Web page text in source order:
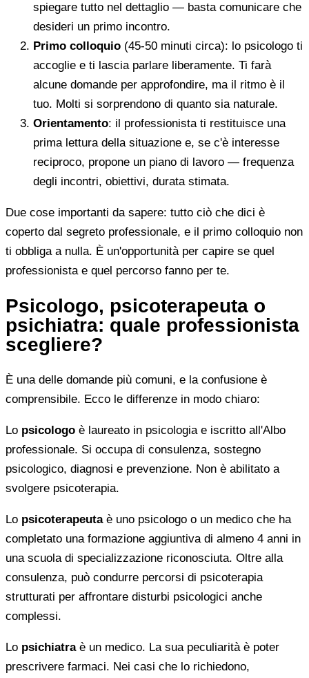
spiegare tutto nel dettaglio — basta comunicare che
desideri un primo incontro.
Primo colloquio (45-50 minuti circa): lo psicologo ti
accoglie e ti lascia parlare liberamente. Ti farà
alcune domande per approfondire, ma il ritmo è il
tuo. Molti si sorprendono di quanto sia naturale.
Orientamento: il professionista ti restituisce una
prima lettura della situazione e, se c'è interesse
reciproco, propone un piano di lavoro — frequenza
degli incontri, obiettivi, durata stimata.
Due cose importanti da sapere: tutto ciò che dici è
coperto dal segreto professionale, e il primo colloquio non
ti obbliga a nulla. È un'opportunità per capire se quel
professionista e quel percorso fanno per te.
Psicologo, psicoterapeuta o
psichiatra: quale professionista
scegliere?
È una delle domande più comuni, e la confusione è
comprensibile. Ecco le differenze in modo chiaro:
Lo psicologo è laureato in psicologia e iscritto all'Albo
professionale. Si occupa di consulenza, sostegno
psicologico, diagnosi e prevenzione. Non è abilitato a
svolgere psicoterapia.
Lo psicoterapeutaè uno psicologo o un medico che ha
completato una formazione aggiuntiva di almeno 4 anni in
una scuola di specializzazione riconosciuta. Oltre alla
consulenza, può condurre percorsi di psicoterapia
strutturati per affrontare disturbi psicologici anche
complessi.
Lo psichiatraè un medico. La sua peculiarità è poter
prescrivere farmaci. Nei casi che lo richiedono,